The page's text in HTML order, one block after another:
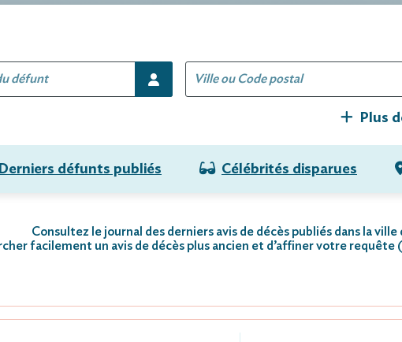
Plus
Derniers défunts publiés Célébrités disparues
Consultez le journal des derniers avis de décès publiés dans la ville
facilement un avis de décès plus ancien et d’affiner votre